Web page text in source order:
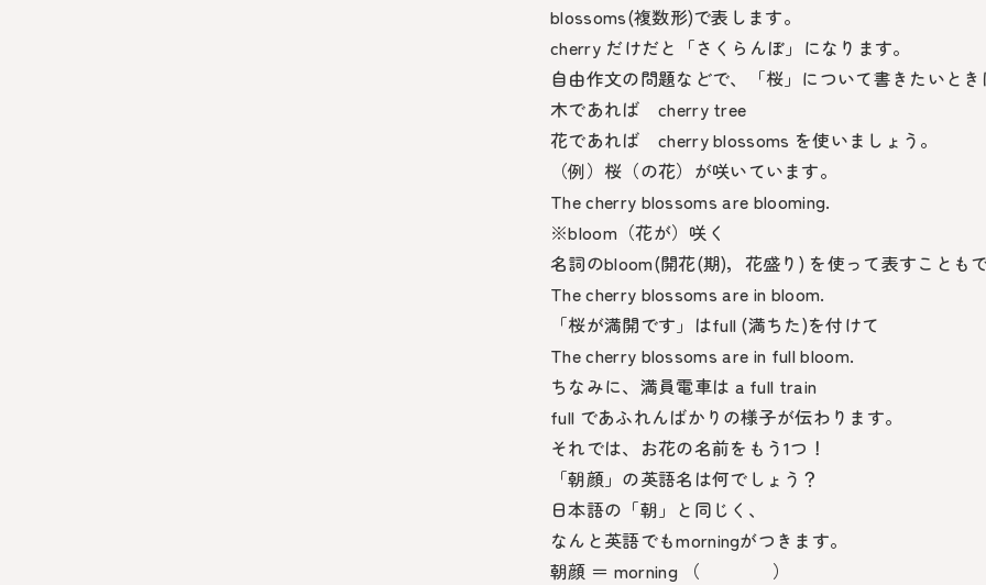
blossoms(複数形)で表します。
cherry だけだと「さくらんぼ」になります。
自由作文の問題などで、「桜」について書きたいとき
木であれば cherry tree
花であれば cherry blossoms を使いましょう。
（例）桜（の花）が咲いています。
The cherry blossoms are blooming.
※bloom（花が）咲く
名詞のbloom(開花(期)，花盛り) を使って表すことも
The cherry blossoms are in bloom.
「桜が満開です」はfull (満ちた)を付けて
The cherry blossoms are in full bloom.
ちなみに、満員電車は a full train
full であふれんばかりの様子が伝わります。
それでは、お花の名前をもう1つ！
「朝顔」の英語名は何でしょう？
日本語の「朝」と同じく、
なんと英語でもmorningがつきます。
朝顔 ＝ morning （ ）